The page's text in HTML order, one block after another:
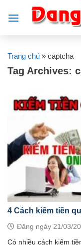
Trang chủ » captcha
Tag Archives:
4 Cách kiếm tiền
Đăng ngày 21/03/
Có nhiều cách kiếm